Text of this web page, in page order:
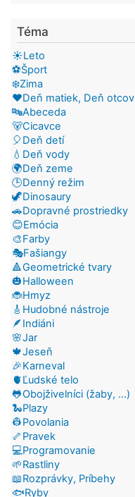
Téma
☀️Leto
⚽Šport
❄️Zima
❤️Deň matiek, Deň otcov
🔤Abeceda
🐻Cicavce
🎈Deň detí
💧Deň vody
🌍Deň zeme
🕒Denný režim
🦖Dinosaury
🚗Dopravné prostriedky
😊Emócia
🎨Farby
🎭Fašiangy
🔺Geometrické tvary
🎃Halloween
🐞Hmyz
🎸Hudobné nástroje
🪶Indiáni
🌸Jar
🍁Jeseň
🎉Karneval
🫀Ľudské telo
🐸Obojživelníci (žaby, ...)
🐍Plazy
👷Povolania
🦴Pravek
💻Programovanie
🌱Rastliny
📖Rozprávky, Príbehy
🐟Ryby